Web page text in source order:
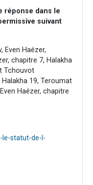
réponse dans le
suivant
Even Haézer,
chapitre 7, Halakha
Tchouvot
19, Teroumat
Haézer, chapitre
statut-de-l-